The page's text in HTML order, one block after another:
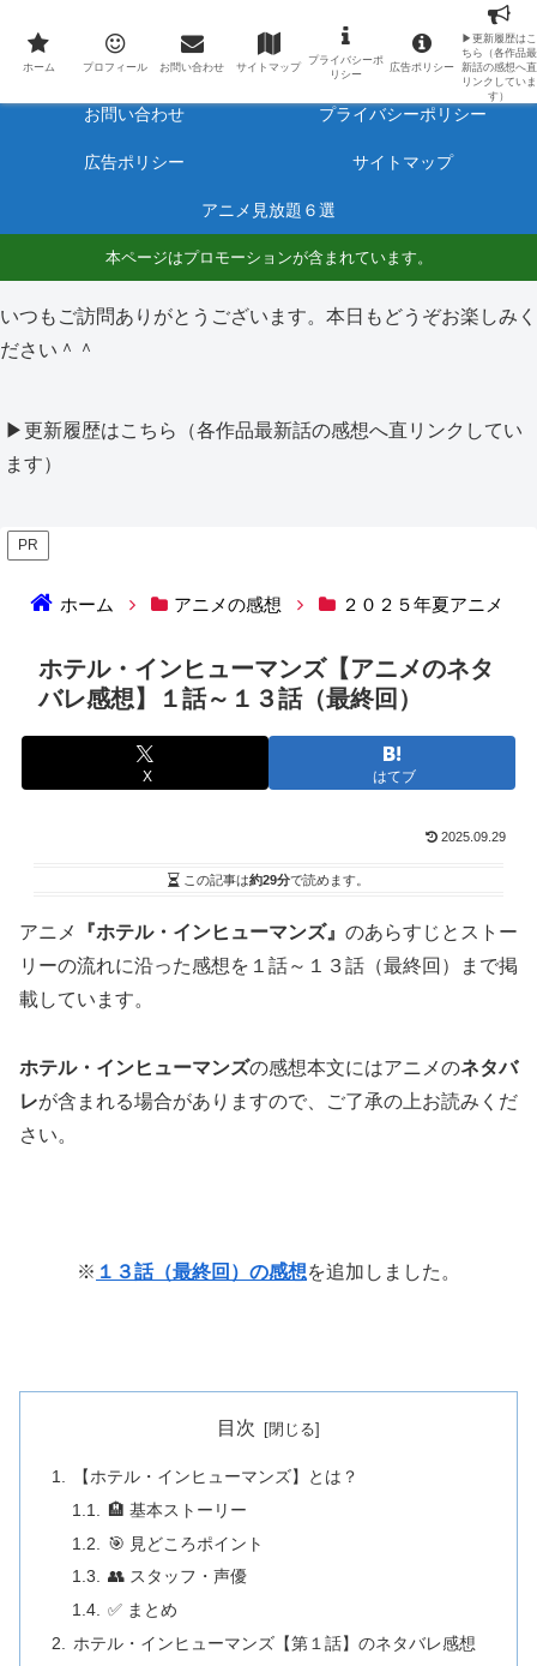
最新アニメのあらすじと感想をネタバレ有りで毎日更新しています。
ホーム プロフィール
お問い合わせ プライバシーポリシー
広告ポリシー サイトマップ
アニメ見放題６選
本ページはプロモーションが含まれています。
いつもご訪問ありがとうございます。本日もどうぞお楽しみく
ださい＾＾
▶更新履歴はこちら（各作品最新話の感想へ直リンクしてい
ます）
PR
ホーム アニメの感想 ２０２５年夏アニメ
ホテル・インヒューマンズ【アニメのネタ
バレ感想】１話～１３話（最終回）
X はてブ
2025.09.29
この記事は約29分で読めます。
アニメ 『ホテル・インヒューマンズ』 のあらすじとストー
リーの流れに沿った感想を１話～１３話（最終回）まで掲
載しています。
ホテル・インヒューマンズの感想本文にはアニメのネタバ
レが含まれる場合がありますので、ご了承の上お読みくだ
さい。
※ １３話（最終回）の感想を追加しました。
目次
【ホテル・インヒューマンズ】とは？
🏨 基本ストーリー
🎯 見どころポイント
👥 スタッフ・声優
✅ まとめ
ホテル・インヒューマンズ【第１話】のネタバレ感想
ホーム プロフィール お問い合わせ サイトマップ
プライバシーポ
リシー
広告ポリシー
▶更新履歴はこ
ちら（各作品最
新話の感想へ直
リンクしていま
す）